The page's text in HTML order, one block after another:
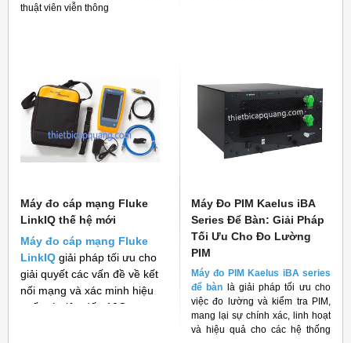
thuật viên viễn thông
Máy đo cáp mạng Fluke
LinkIQ thế hệ mới
Máy đo cáp mạng Fluke
LinkIQ giải pháp tối ưu cho
giải quyết các vấn đề về kết
nối mạng và xác minh hiệu
suất cáp lên đến 10G
Máy Đo PIM Kaelus iBA
Series Để Bàn: Giải Pháp
Tối Ưu Cho Đo Lường
PIM
Máy đo PIM Kaelus iBA series
để bàn là giải pháp tối ưu cho
việc đo lường và kiểm tra PIM,
mang lại sự chính xác, linh hoạt
và hiệu quả cho các hệ thống